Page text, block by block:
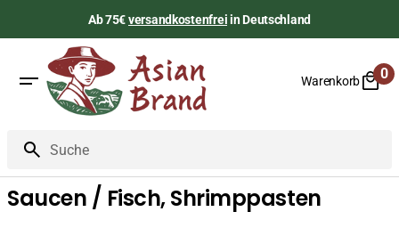
springen
Ab 75€versandkostenfreiin Deutschland
Suche
Warenkorb 00
Saucen / Fisch, Shrimppasten